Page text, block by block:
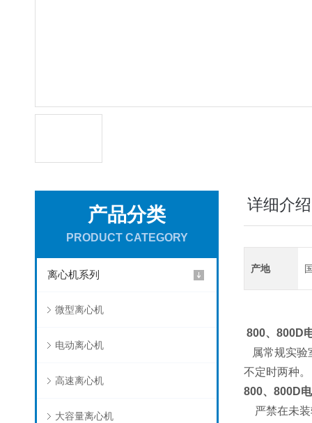
产品分类
PRODUCT CATEGORY
离心机系列
微型离心机
电动离心机
高速离心机
大容量离心机
详细介绍
产地
800、800D
属常规实
不定时两种。
800、800D
严禁在未